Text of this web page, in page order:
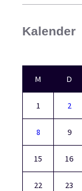
k
n
z
e
t
Kalender
M
D
1 2
8 9
15 16
22 23